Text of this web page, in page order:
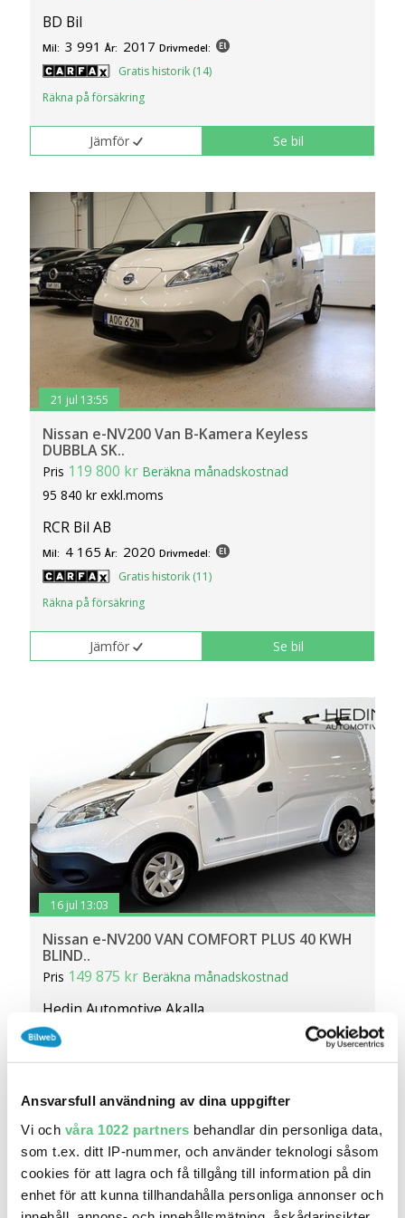
Ansvarsfull användning av dina uppgifter
Vi och våra 1022 partners behandlar din personliga data,
som t.ex. ditt IP-nummer, och använder teknologi såsom
cookies för att lagra och få tillgång till information på din
enhet för att kunna tillhandahålla personliga annonser och
BD Bil
Mil: 3 991 År: 2017 Drivmedel:
Gratis historik (14)
Räkna på försäkring
Jämför Se bil
21 jul 13:55
Nissan e-NV200 Van B-Kamera Keyless
DUBBLA SK..
Pris 119 800 kr Beräkna månadskostnad
95 840 kr exkl.moms
RCR Bil AB
Mil: 4 165 År: 2020 Drivmedel:
Gratis historik (11)
Räkna på försäkring
Jämför Se bil
16 jul 13:03
Nissan e-NV200 VAN COMFORT PLUS 40 KWH
BLIND..
Pris 149 875 kr Beräkna månadskostnad
Hedin Automotive Akalla
Mil:
Jämför Se bil